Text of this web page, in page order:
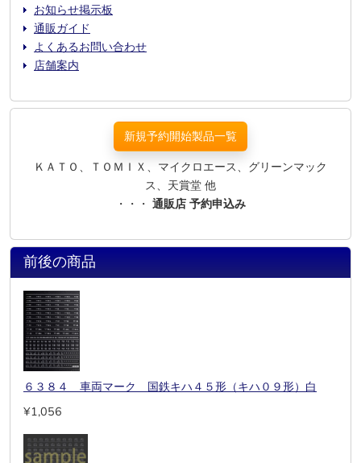
お知らせ掲示板
通販ガイド
よくあるお問い合わせ
店舗案内
新規予約開始製品一覧
ＫＡＴＯ、ＴＯＭＩＸ、マイクロエース、グリーンマック
ス、天賞堂 他
・・・ 通販店 予約申込み
前後の商品
６３８４ 車両マーク 国鉄キハ４５形（キハ０９形）白
¥1,056